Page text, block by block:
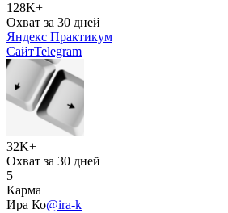
128K+
Охват за 30 дней
Яндекс Практикум
СайтTelegram
32K+
Охват за 30 дней
5
Карма
Ира Ко@ira-k